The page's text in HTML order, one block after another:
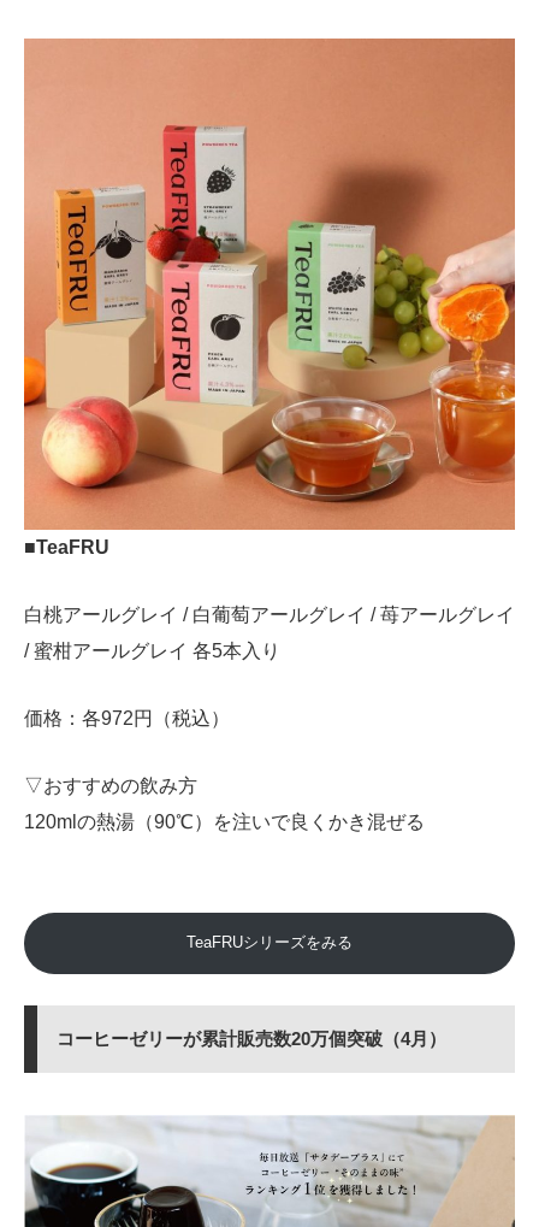
■TeaFRU
白桃アールグレイ / 白葡萄アールグレイ / 苺アールグレイ
/ 蜜柑アールグレイ 各5本入り
価格：各972円（税込）
▽おすすめの飲み方
120mlの熱湯（90℃）を注いで良くかき混ぜる
TeaFRUシリーズをみる
コーヒーゼリーが累計販売数20万個突破（4月）